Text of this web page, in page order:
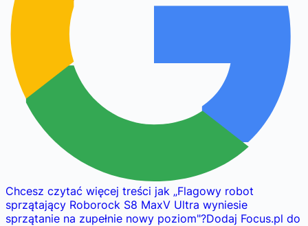
Chcesz czytać więcej treści jak „Flagowy robot
sprzątający Roborock S8 MaxV Ultra wyniesie
sprzątanie na zupełnie nowy poziom"?Dodaj Focus.pl do